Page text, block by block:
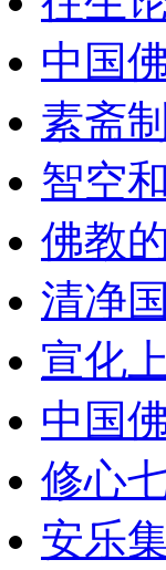
中国
素斋
智空
佛教
清净
宣化
中国
修心
安乐